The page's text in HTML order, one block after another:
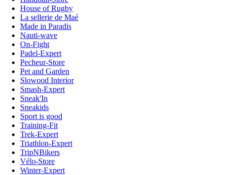
House of Rugby
La sellerie de Maé
Made in Paradis
Nauti-wave
On-Fight
Padel-Expert
Pecheur-Store
Pet and Garden
Slowood Interior
Smash-Expert
Sneak'In
Sneakids
Sport is good
Training-Fit
Trek-Expert
Triathlon-Expert
TripNBikers
Vélo-Store
Winter-Expert